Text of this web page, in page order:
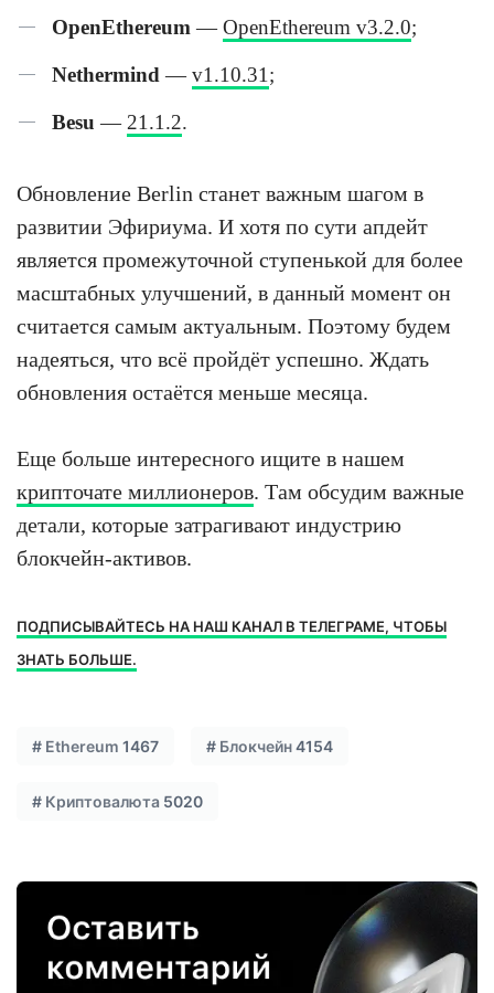
OpenEthereum—OpenEthereum v3.2.0;
Nethermind—v1.10.31;
Besu —21.1.2.
Обновление Berlin станет важным шагом в
развитии Эфириума. И хотя по сути апдейт
является промежуточной ступенькой для более
масштабных улучшений, в данный момент он
считается самым актуальным. Поэтому будем
надеяться, что всё пройдёт успешно. Ждать
обновления остаётся меньше месяца.
Еще больше интересного ищите в нашем
крипточате миллионеров. Там обсудим важные
детали, которые затрагивают индустрию
блокчейн-активов.
ПОДПИСЫВАЙТЕСЬ НА НАШ КАНАЛ В ТЕЛЕГРАМЕ, ЧТОБЫ
ЗНАТЬ БОЛЬШЕ.
# Ethereum 1467 # Блокчейн4154
# Криптовалюта 5020